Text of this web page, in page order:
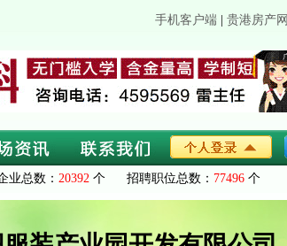
手机客户端 贵港房产网
总数： 20392 个 招聘职位总数： 77496 个